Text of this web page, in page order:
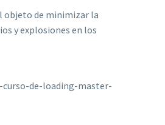
objeto de minimizar la
y explosiones en los
de-loading-master-